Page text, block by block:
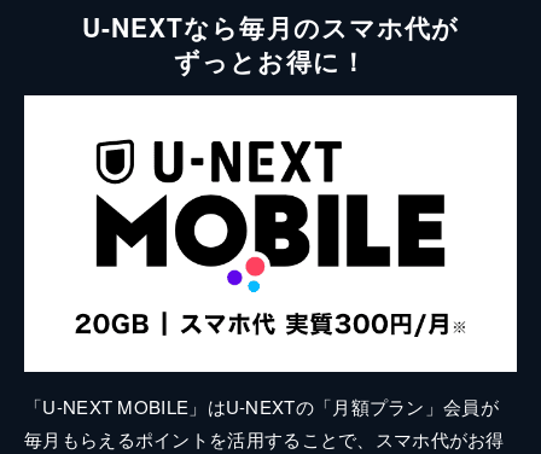
U-NEXTなら毎月のスマホ代が
ずっとお得に！
「U-NEXT MOBILE」はU-NEXTの「月額プラン」会員が
毎月もらえるポイントを活用することで、スマホ代がお得